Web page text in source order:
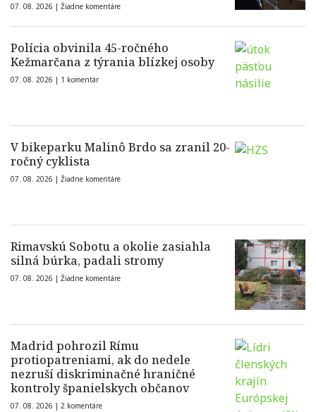
07. 08. 2026 | Žiadne komentáre
Polícia obvinila 45-ročného
Kežmarčana z týrania blízkej osoby
07. 08. 2026 | 1 komentár
V bikeparku Malinô Brdo sa zranil 20-
ročný cyklista
07. 08. 2026 | Žiadne komentáre
Rimavskú Sobotu a okolie zasiahla
silná búrka, padali stromy
07. 08. 2026 | Žiadne komentáre
Madrid pohrozil Rímu
protiopatreniami, ak do nedele
nezruší diskriminačné hraničné
kontroly španielskych občanov
07. 08. 2026 | 2 komentáre